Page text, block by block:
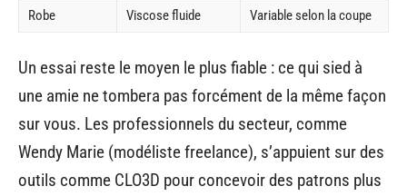
Robe Viscose fluide Variable selon la coupe
Un essai reste le moyen le plus fiable : ce qui sied à
une amie ne tombera pas forcément de la même façon
sur vous. Les professionnels du secteur, comme
Wendy Marie (modéliste freelance), s’appuient sur des
outils comme CLO3D pour concevoir des patrons plus